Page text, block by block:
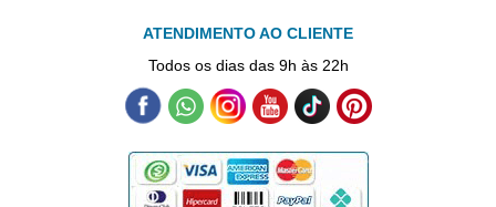
ATENDIMENTO AO CLIENTE
Todos os dias das 9h às 22h